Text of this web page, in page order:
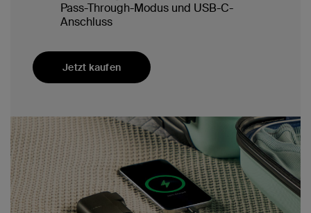
Pass-Through-Modus und USB-C-
Anschluss
Jetzt kaufen